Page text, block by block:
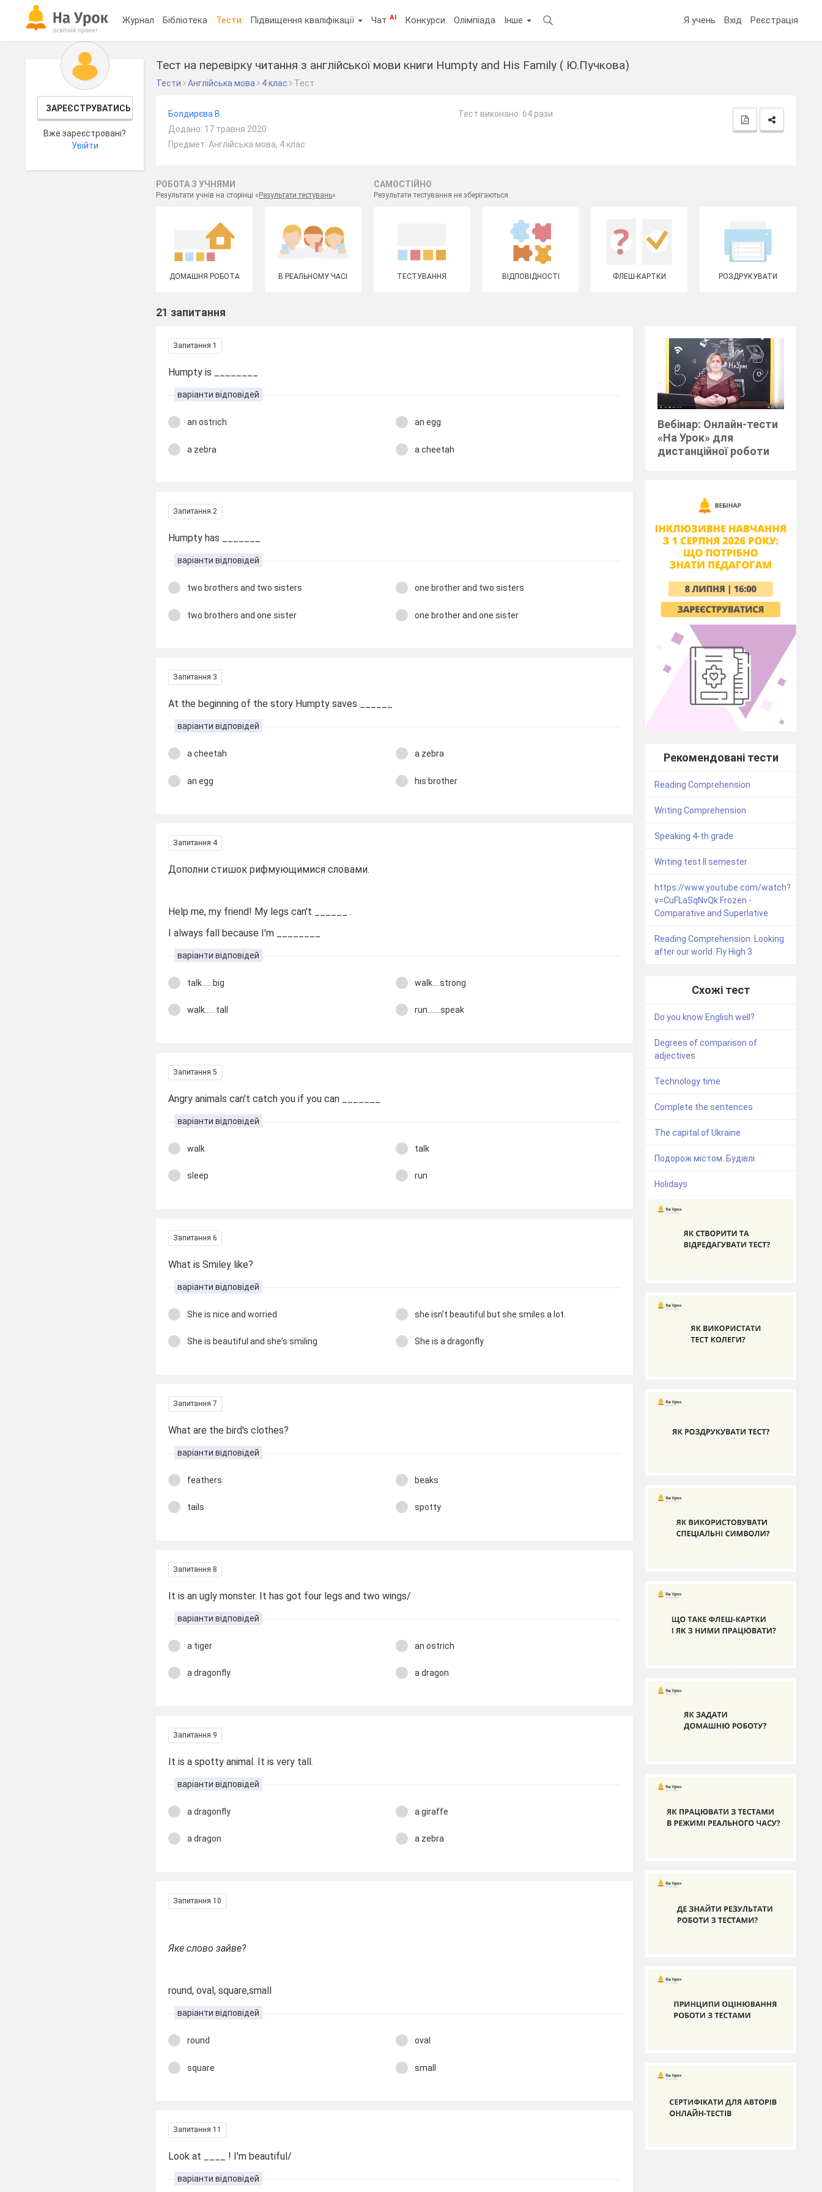
Журнал Бібліотека Тести Підвищення кваліфікації ЧатAI Конкурси Олімпіада Інше Я учень Вхід Реєстрація
ЗАРЕЄСТРУВАТИСЬ
Вже зареєстровані?
Увійти
Тест на перевірку читання з англійської мови книги Humpty and His Family ( Ю.Пучкова)
Тести Англійська мова 4 клас Тест
Болдирєва В.
Додано: 17 травня 2020
Предмет: Англійська мова, 4 клас
Тест виконано: 64 рази
РОБОТА З УЧНЯМИ
Результати учнів на сторінці « Результати тестувань»
САМОСТІЙНО
Результати тестування не зберігаються
ДОМАШНЯ РОБОТА В РЕАЛЬНОМУ ЧАСІ ТЕСТУВАННЯ ВІДПОВІДНОСТІ ФЛЕШ-КАРТКИ РОЗДРУКУВАТИ
21 запитання
Запитання 1
Humpty is ________
варіанти відповідей
an ostrich an egg
a zebra a cheetah
Запитання 2
Humpty has _______
варіанти відповідей
two brothers and two sisters one brother and two sisters
two brothers and one sister one brother and one sister
Запитання 3
At the beginning of the story Humpty saves ______
варіанти відповідей
a cheetah a zebra
an egg his brother
Запитання 4
Дополни стишок рифмующимися словами.
Help me, my friend! My legs can't ______ .
I always fall because I'm ________
варіанти відповідей
talk......big walk....strong
walk..... tall run.......speak
Запитання 5
Angry animals can't catch you if you can _______
варіанти відповідей
walk talk
sleep run
Запитання 6
What is Smiley like?
варіанти відповідей
She is nice and worried she isn't beautiful but she smiles a lot.
She is beautiful and she's smiling She is a dragonfly
Запитання 7
What are the bird's clothes?
варіанти відповідей
feathers beaks
tails spotty
Запитання 8
It is an ugly monster. It has got four legs and two wings/
варіанти відповідей
a tiger an ostrich
a dragonfly a dragon
Запитання 9
It is a spotty animal. It is very tall.
варіанти відповідей
a dragonfly a giraffe
a dragon a zebra
Запитання 10
Яке слово зайве?
round, oval, square,small
варіанти відповідей
round oval
square small
Запитання 11
Look at ____ ! I'm beautiful/
варіанти відповідей
Вебінар: Онлайн-тести
«На Урок» для
дистанційної роботи
Рекомендовані тести
Reading Comprehension
Writing Comprehension
Speaking 4-th grade
Writing test II semester
https://www.youtube.com/watch?
v=CuFLaSqNvQk Frozen -
Comparative and Superlative
Reading Comprehension. Looking
after our world. Fly High 3
Схожі тест
Do you know English well?
Degrees of comparison of
adjectives
Technology time
Complete the sentences
The capital of Ukraine
Подорож містом. Будівлі.
Holidays